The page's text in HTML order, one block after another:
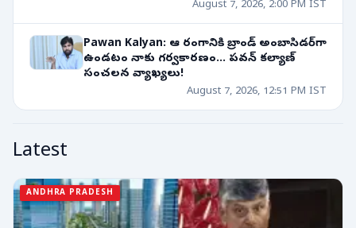
August 7, 2026, 2:00 PM IST
Pawan Kalyan: ఆ రంగానికి బ్రాండ్ అంబాసిడర్‌గా
ఉండటం నాకు గర్వకారణం... పవన్ కల్యాణ్
సంచలన వ్యాఖ్యలు!
August 7, 2026, 12:51 PM IST
Latest
ANDHRA PRADESH